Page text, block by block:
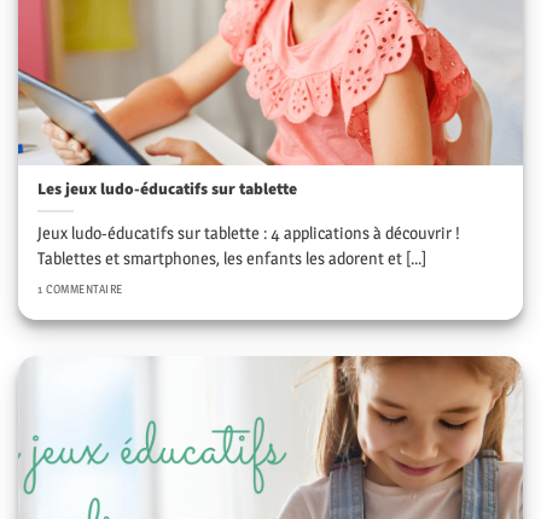
Les jeux ludo-éducatifs sur tablette
Jeux ludo-éducatifs sur tablette : 4 applications à découvrir !
Tablettes et smartphones, les enfants les adorent et [...]
1 COMMENTAIRE